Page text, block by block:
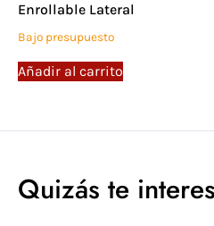
Enrollable Lateral
Bajo presupuesto
Añadir al carrito
Quizás te